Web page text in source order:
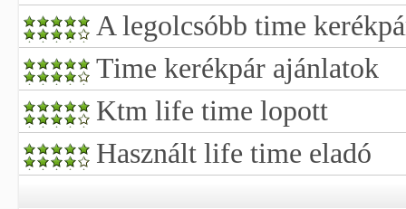
A legolcsóbb time
Time kerékpár ajánlatok
Ktm life time lopott
Használt life time eladó